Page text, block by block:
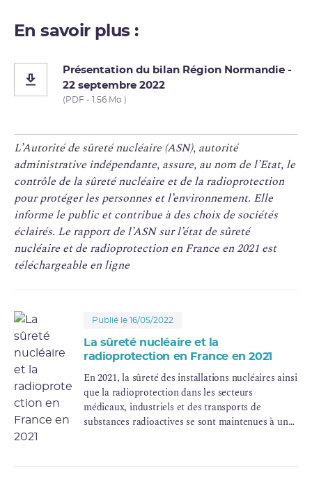
En savoir plus :
Présentation du bilan Région Normandie -
22 septembre 2022
(PDF - 1.56 Mo )
L’Autorité de sûreté nucléaire (ASN), autorité
administrative indépendante, assure, au nom de l’Etat, le
contrôle de la sûreté nucléaire et de la radioprotection
pour protéger les personnes et l’environnement. Elle
informe le public et contribue à des choix de sociétés
éclairés. Le rapport de l’ASN sur l’état de sûreté
nucléaire et de radioprotection en France en 2021 est
téléchargeable en ligne
Publié le 16/05/2022
La sûreté nucléaire et la
radioprotection en France en 2021
En 2021, la sûreté des installations nucléaires ainsi
que la radioprotection dans les secteurs
médicaux, industriels et des transports de
substances radioactives se sont maintenues à un